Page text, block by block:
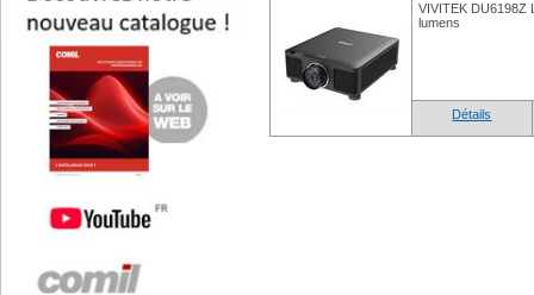
VIVITEK DU6198Z
lumens
Détails